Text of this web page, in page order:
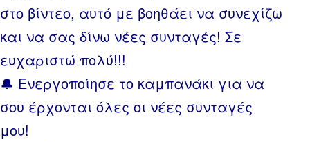
στο βίντεο, αυτό με βοηθάει να συνεχίζω
και να σας δίνω νέες συνταγές! Σε
ευχαριστώ πολύ!!!
🔔 Ενεργοποίησε το καμπανάκι για να
σου έρχονται όλες οι νέες συνταγές
μου!